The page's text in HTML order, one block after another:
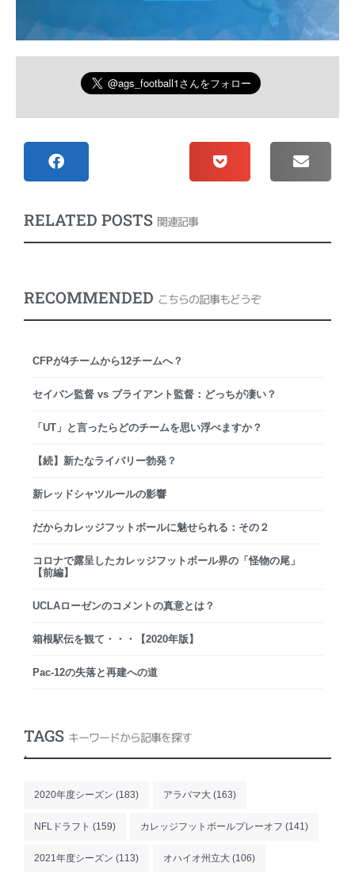
RELATED POSTS 関連記事
RECOMMENDED こちらの記事もどうぞ
CFPが4チームから12チームへ？
セイバン監督 vs ブライアント監督：どっちが凄い？
「UT」と言ったらどのチームを思い浮べますか？
【続】新たなライバリー勃発？
新レッドシャツルールの影響
だからカレッジフットボールに魅せられる：その２
コロナで露呈したカレッジフットボール界の「怪物の尾」
【前編】
UCLAローゼンのコメントの真意とは？
箱根駅伝を観て・・・【2020年版】
Pac-12の失落と再建への道
TAGS キーワードから記事を探す
.
2020年度シーズン (183) アラバマ大 (163)
NFLドラフト (159) カレッジフットボールプレーオフ (141)
2021年度シーズン (113) オハイオ州立大 (106)